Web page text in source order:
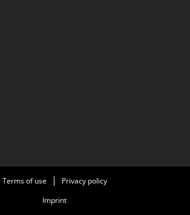
Terms of use
Privacy policy
Imprint